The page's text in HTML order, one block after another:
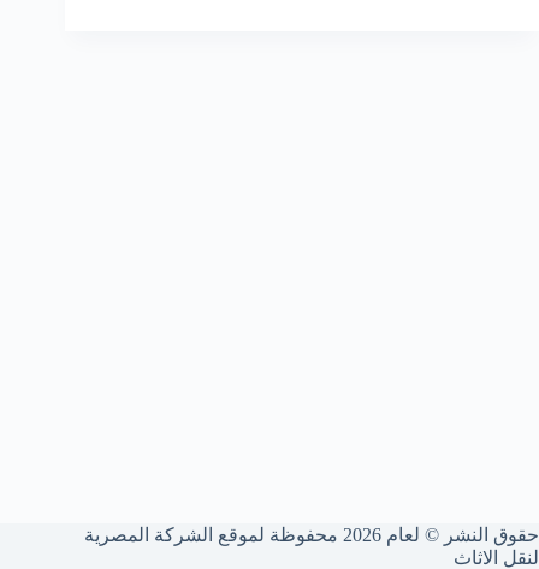
حقوق النشر © لعام 2026 محفوظة لموقع الشركة المصرية
لنقل الاثاث